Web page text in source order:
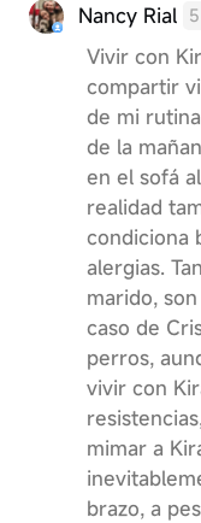
Nancy Rial
Vivir con
compartir
de mi
de la
en el sofá
realidad
condiciona
alergias.
marido,
caso de
perros,
vivir con
mimar a
brazo, a